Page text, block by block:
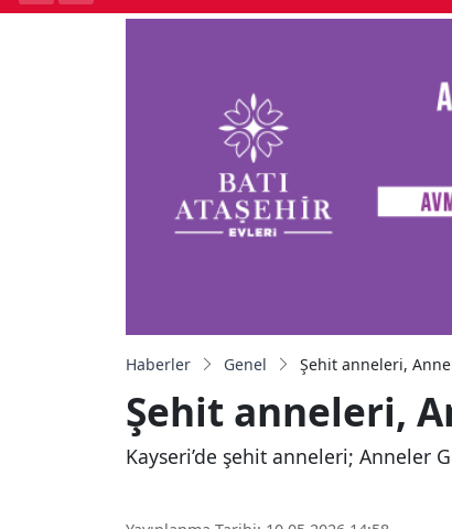
Haberler Genel Şehit anneleri,
Şehit anneleri,
Kayseri’de şehit anneleri; Anneler